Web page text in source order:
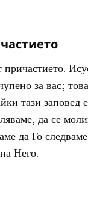
причастието.
за вас;
тази заповед
да се
да Го
Него.